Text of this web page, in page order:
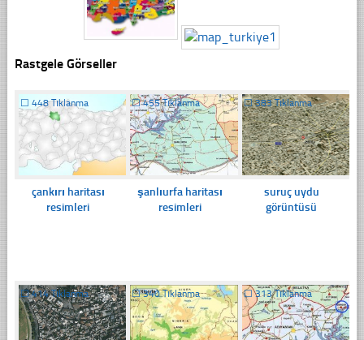
Rastgele Görseller
☐ 448 Tıklanma
çankırı haritası
resimleri
☐455 Tıklanma
şanlıurfa haritası
resimleri
☐383 Tıklanma
suruç uydu
görüntüsü
☐414 Tıklanma ☐340 Tıklanma ☐313 Tıklanma